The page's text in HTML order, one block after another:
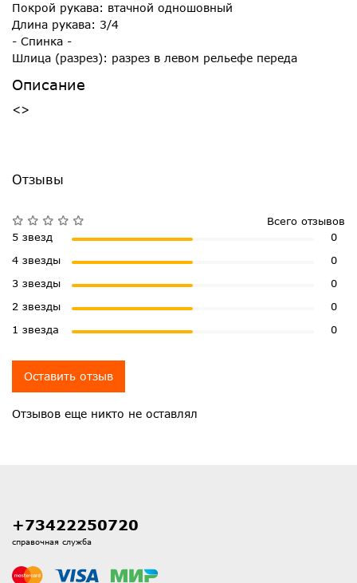
Покрой рукава: втачной одношовный
Длина рукава: 3/4
- Спинка -
Шлица (разрез): разрез в левом рельефе переда
Описание
<>
Отзывы
Отзывов еще никто не оставлял
Всего отзывов
5 звезд
0
4 звезды
0
3 звезды
0
2 звезды
0
1 звезда
0
Оставить отзыв
+73422250720
справочная служба